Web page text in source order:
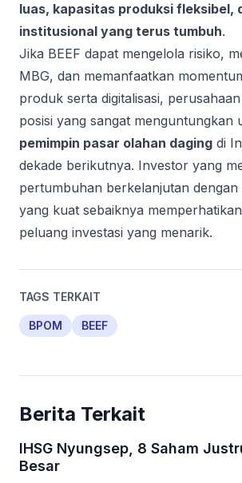
luas, kapasitas produksi fleksibel,
institusional yang terus tumbuh.
Jika BEEF dapat mengelola risiko,
MBG, dan memanfaatkan
produk serta digitalisasi,
posisi yang sangat menguntungkan
pemimpin pasar olahan daging di
dekade berikutnya. Investor yang
pertumbuhan berkelanjutan dengan
yang kuat sebaiknya
peluang investasi yang menarik.
TAGS TERKAIT
BPOM BEEF
Berita Terkait
IHSG Nyungsep, 8 Saham
Besar